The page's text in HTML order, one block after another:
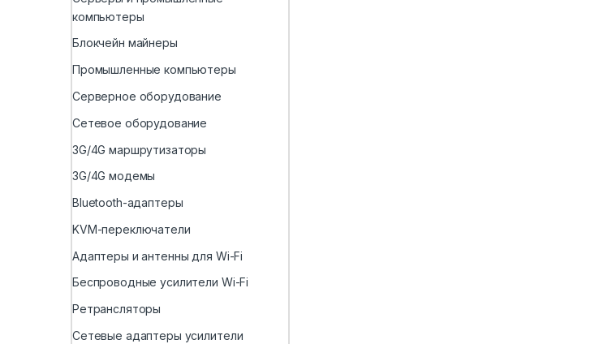
компьютеры
Блокчейн майнеры
Промышленные компьютеры
Серверное оборудование
Сетевое оборудование
3G/4G маршрутизаторы
3G/4G модемы
Bluetooth-адаптеры
KVM-переключатели
Адаптеры и антенны для Wi-Fi
Беспроводные усилители Wi-Fi
Ретрансляторы
Сетевые адаптеры усилители